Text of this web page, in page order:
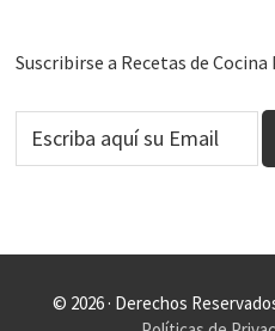
Suscribirse a Recetas de Cocina
© 2026 · Derechos